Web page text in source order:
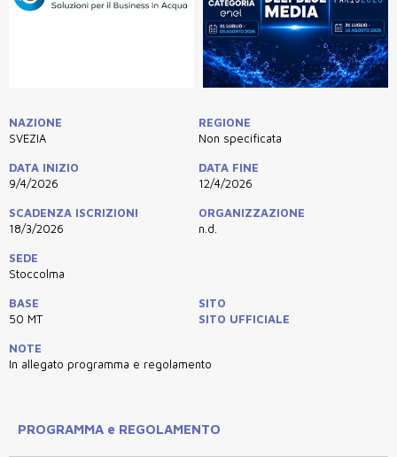
NAZIONE
SVEZIA
REGIONE
Non specificata
DATA INIZIO
9/4/2026
DATA FINE
12/4/2026
SCADENZA ISCRIZIONI
18/3/2026
ORGANIZZAZIONE
n.d.
SEDE
Stoccolma
BASE
50 MT
SITO
SITO UFFICIALE
NOTE
In allegato programma e regolamento
PROGRAMMA e REGOLAMENTO